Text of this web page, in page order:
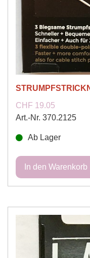
CHF 19.05
Art.-Nr. 370.2125
Ab Lager